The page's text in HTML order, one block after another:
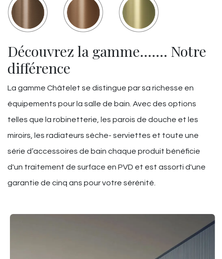
Découvrez la gamme……. Notre
différence
La gamme Châtelet se distingue par sa richesse en
équipements pour la salle de bain. Avec des options
telles que la robinetterie, les parois de douche et les
miroirs, les radiateurs sèche- serviettes et toute une
série d’accessoires de bain chaque produit bénéficie
d'un traitement de surface en PVD et est assorti d'une
garantie de cinq ans pour votre sérénité.